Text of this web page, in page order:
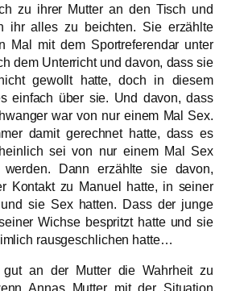
zu ihrer Mutter an den Tisch und
ihr alles zu beichten. Sie erzählte
Mal mit dem Sportreferendar unter
dem Unterricht und davon, dass sie
gewollt hatte, doch in diesem
einfach über sie. Und davon, dass
war von nur einem Mal Sex.
damit gerechnet hatte, dass es
sei von nur einem Mal Sex
Dann erzählte sie davon,
Kontakt zu Manuel hatte, in seiner
sie Sex hatten. Dass der junge
Wichse bespritzt hatte und sie
rausgeschlichen hatte…
an der Mutter die Wahrheit zu
Annas Mutter mit der Situation